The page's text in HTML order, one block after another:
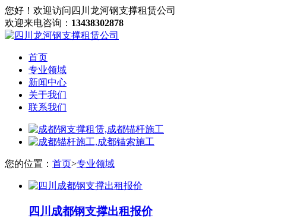
您好！欢迎访问四川龙河钢支撑租赁公司
欢迎来电咨询： 13438302878
首页
专业领域
新闻中心
关于我们
联系我们
您的位置： 首页>专业领域
四川成都钢支撑出租报价